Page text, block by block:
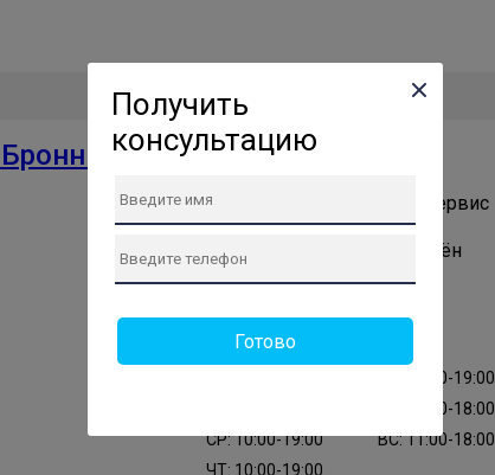
Бронницах Проверенный сервис
Авторизированный сервис
Владелец подтверждён
СР: 10:00-19:00
ЧТ: 10:00-19:00
ПТ: 10:00-19:00
СБ: 11:00-18:00
ВС: 11:00-18:00
Получить
консультацию
Готово